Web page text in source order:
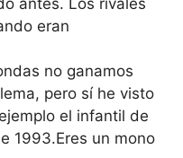
eran
no ganamos
pero sí he visto
el infantil de
1993.Eres un mono